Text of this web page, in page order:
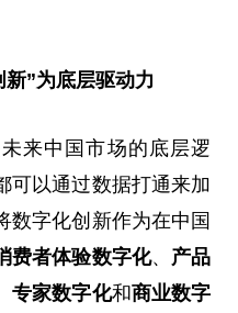
新”为底层驱动力
来中国市场的底层逻
可以通过数据打通来加
数字化创新作为在中国
费者体验数字化、 产品
专家数字化和商业数字